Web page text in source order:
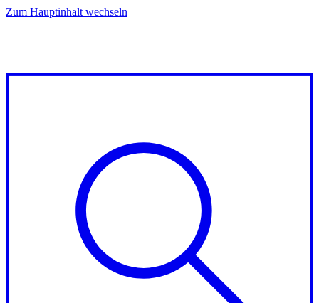
Zum Hauptinhalt wechseln